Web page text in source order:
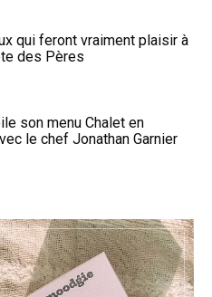
qui feront vraiment plaisir à
des Pères
son menu Chalet en
le chef Jonathan Garnier